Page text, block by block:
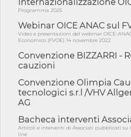
impugnar...
04/08/26 - Rapporto Anac corruzione
penali per ...
04/08/26 - CdS: partecipazione alla
acquiescenza r...
04/08/26 - DL Infrastrutture approvato
03/08/26 - TAR Piemonte: RUP può
esterno per v...
aggiudicazioni e...
03/08/26 - Conferenza Obiettivo
Programma 2025
Webinar OICE ANAC sul
Video e presentazioni del webinar OICE-
Economico (FVOE) 14 novembre 2022
Convenzione BIZZARRI -
cauzioni
Convenzione Olimpia
tecnologici s.r.l /VHV
AG
Bacheca interventi
Articoli e interventi di Associati pubblicati su
line